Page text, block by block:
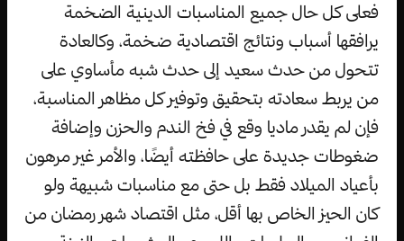
فعلى كل حال جميع المناسبات الدينية الضخمة
يرافقها أسباب ونتائج اقتصادية ضخمة، وكالعادة
تتحول من حدث سعيد إلى حدث شبه مأساوي على
من يربط سعادته بتحقيق وتوفير كل مظاهر المناسبة،
فإن لم يقدر ماديا وقع في فخ الندم والحزن وإضافة
ضغوطات جديدة على حافظته أيضًا، والأمر غير مرهون
بأعياد الميلاد فقط بل حتى مع مناسبات شبيهة ولو
كان الحيز الخاص بها أقل، مثل اقتصاد شهر رمضان من